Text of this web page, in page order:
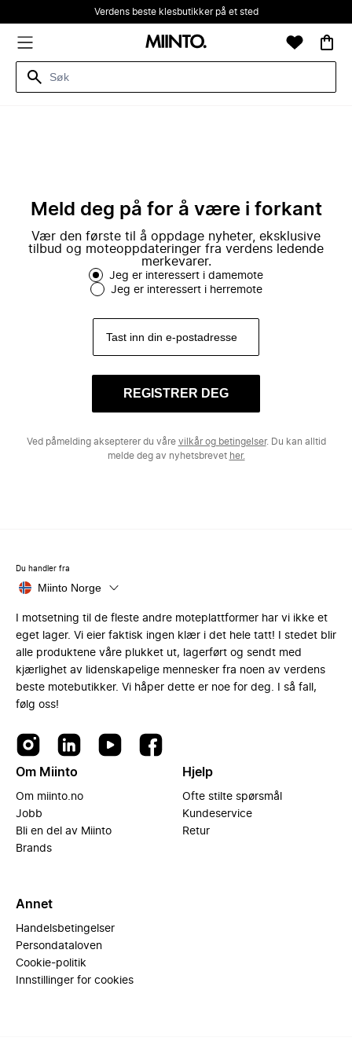
Verdens beste klesbutikker på et sted
Meld deg på for å være i forkant
Vær den første til å oppdage nyheter, eksklusive
tilbud og moteoppdateringer fra verdens ledende
merkevarer.
Jeg er interessert i damemote
Jeg er interessert i herremote
REGISTRER DEG
Ved påmelding aksepterer du våre vilkår og betingelser. Du kan alltid
melde deg av nyhetsbrevet her.
Du handler fra
Miinto Norge
I motsetning til de fleste andre moteplattformer har vi ikke et
eget lager. Vi eier faktisk ingen klær i det hele tatt! I stedet blir
alle produktene våre plukket ut, lagerført og sendt med
kjærlighet av lidenskapelige mennesker fra noen av verdens
beste motebutikker. Vi håper dette er noe for deg. I så fall,
følg oss!
Om Miinto
Om miinto.no
Jobb
Bli en del av Miinto
Brands
Hjelp
Ofte stilte spørsmål
Kundeservice
Retur
Annet
Handelsbetingelser
Persondataloven
Cookie-politik
Innstillinger for cookies